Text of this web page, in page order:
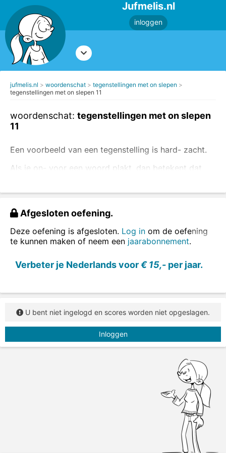
Jufmelis.nl
inloggen
jufmelis.nl woordenschat
tegenstellingen met on slepen
tegenstellingen met on slepen 11
woordenschat: tegenstellingen met on slepen
11
Een voorbeeld van een tegenstelling is hard- zacht.
Als je on- voor een woord plakt, dan betekent dat
Voorbeeld: onhandig - niet handig
Sleep de tegenstellingen naar de juiste plek.
Afgesloten oefening.
Deze oefening is afgesloten. Log in om de oefening
te kunnen maken of neem een jaarabonnement.
Verbeter je Nederlands voor€ 15,- per jaar.
U bent niet ingelogd en scores worden niet opgeslagen.
Inloggen